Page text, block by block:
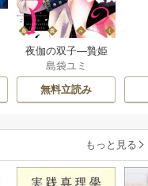
夜伽の双子―贄姫
は二人の王子に愛
される―
島袋ユミ
無料立読み
もっと見る